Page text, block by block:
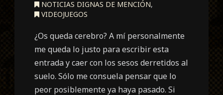
NOTICIAS DIGNAS DE MENCIÓN,
VIDEOJUEGOS
¿Os queda cerebro? A mí personalmente
me queda lo justo para escribir esta
entrada y caer con los sesos derretidos al
suelo. Sólo me consuela pensar que lo
peor posiblemente ya haya pasado. Si